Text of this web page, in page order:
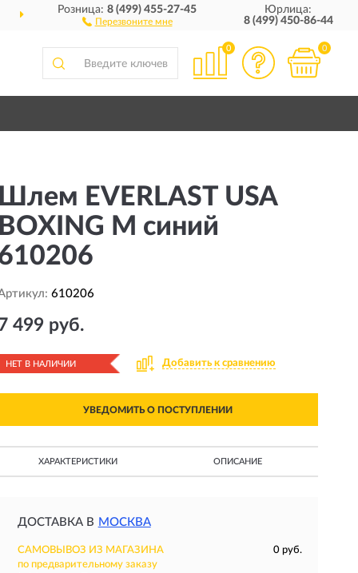
ДОСТАВИМ ПО ВСЕЙ РОССИИ
Розница:8 (499) 455-27-45
Перезвоните мне
Юрлица:
8 (499) 450-86-44
0 0
EVERLAST USA
M синий
610206
499 руб.
НЕТ В НАЛИЧИИ Добавить к сравнению
УВЕДОМИТЬ О ПОСТУПЛЕНИИ
ХАРАКТЕРИСТИКИ ОПИСАНИЕ
ДОСТАВКА В МОСКВА
САМОВЫВОЗ ИЗ МАГАЗИНА
0 руб.
по предварительному заказу